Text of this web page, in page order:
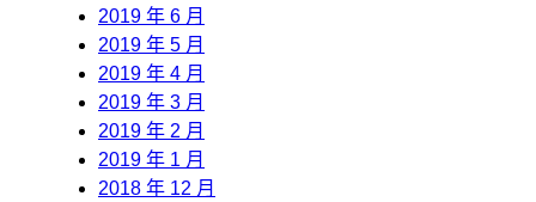
2019 年 6 月
2019 年 5 月
2019 年 4 月
2019 年 3 月
2019 年 2 月
2019 年 1 月
2018 年 12 月